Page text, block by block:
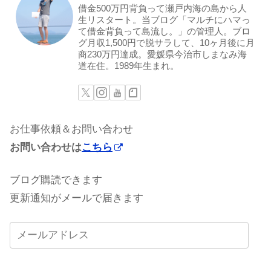
借金500万円背負って瀬戸内海の島から人
生リスタート。当ブログ「マルチにハマっ
て借金背負って島流し。」の管理人。ブロ
グ月収1,500円で脱サラして、10ヶ月後に月
商230万円達成。愛媛県今治市しまなみ海
道在住。1989年生まれ。
お仕事依頼＆お問い合わせ
お問い合わせはこちら
ブログ購読できます
更新通知がメールで届きます